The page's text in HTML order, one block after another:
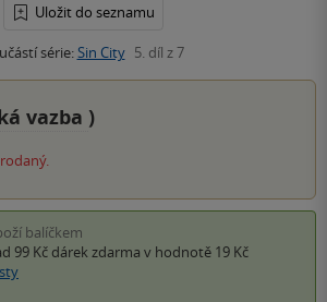
Uložit do seznamu
série:Sin City 5. díl z 7
vazba )
balíčkem
99 Kč dárek zdarma v hodnotě 19 Kč